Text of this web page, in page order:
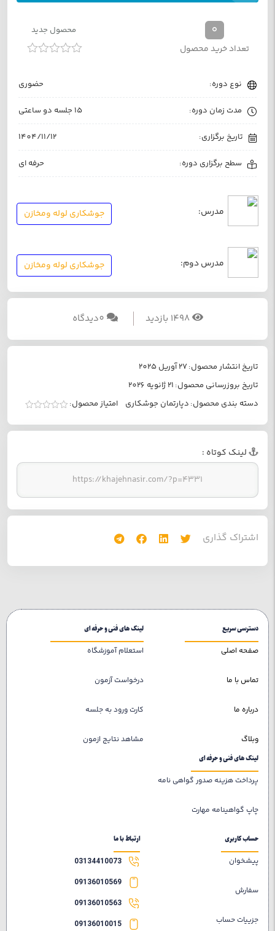
0
تعداد خرید محصول
محصول جدید
نوع دوره: حضوری
مدت زمان دوره: 15 جلسه دو ساعتی
تاریخ برگزاری: 1404/11/12
سطح برگزاری دوره: حرفه ای
مدرس: جوشکاری لوله ومخازن
مدرس دوم: جوشکاری لوله ومخازن
1498 بازدید
تاریخ انتشار محصول:27 آوریل 2025
تاریخ بروزرسانی محصول: 21 ژانویه 2026
دسته بندی محصول: دپارتمان جوشکاری امتیاز محصول:
0
از
لينک کوتاه :
اشتراک گذاري
دسترسی سریع
صفحه اصلی
تماس با ما
درباره ما
وبلاگ
لینک های فنی و حرفه ای
استعلام آموزشگاه
درخواست آزمون
کارت ورود به جلسه
مشاهد نتایج ازمون
لینک های فنی و حرفه ای
پرداخت هزینه صدور گواهی نامه
چاپ گواهینامه مهارت
حساب کاربری
پیشخوان
سفارش
جزییات حساب
ارتباط با ما
03134410073
09136010569
09136010563
09136010015